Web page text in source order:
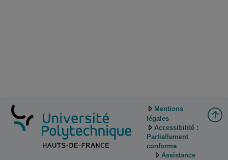
Mentions
légales
Accessibilité :
Partiellement
conforme
Assistance